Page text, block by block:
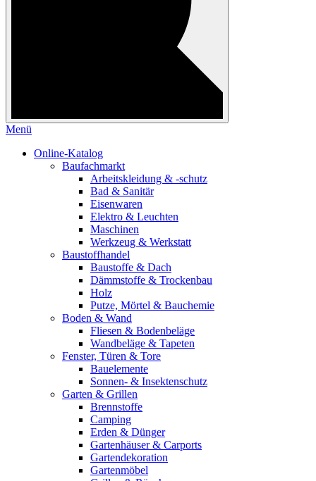
Menü
Online-Katalog
Baufachmarkt
Arbeitskleidung & -schutz
Bad & Sanitär
Eisenwaren
Elektro & Leuchten
Maschinen
Werkzeug & Werkstatt
Baustoffhandel
Baustoffe & Dach
Dämmstoffe & Trockenbau
Holz
Putze, Mörtel & Bauchemie
Boden & Wand
Fliesen & Bodenbeläge
Wandbeläge & Tapeten
Fenster, Türen & Tore
Bauelemente
Sonnen- & Insektenschutz
Garten & Grillen
Brennstoffe
Camping
Erden & Dünger
Gartenhäuser & Carports
Gartendekoration
Gartenmöbel